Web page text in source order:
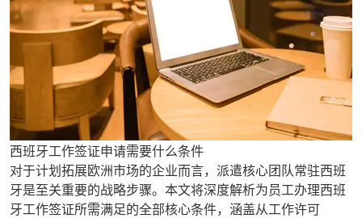
西班牙工作签证申请需要什么条件
对于计划拓展欧洲市场的企业而言，派遣核心团队常驻西班
牙是至关重要的战略步骤。本文将深度解析为员工办理西班
牙工作签证所需满足的全部核心条件，涵盖从工作许可